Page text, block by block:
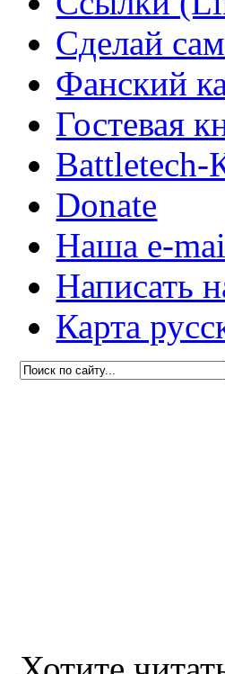
Сделай сам
Фанский
Гостевая
Battletech-
Donate
Наша e-
Написать
Карта